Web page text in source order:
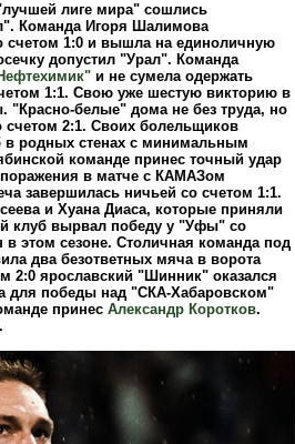
лиге мира" сошлись
Команда Игоря Шалимова
счетом 1:0 и вышла на единоличную
допустил "Урал". Команда
и не сумела одержать
1:1. Свою уже шестую викторию в
"Красно-белые" дома не без труда, но
счетом 2:1. Своих болельщиков
в родных стенах с минимальным
команде принес точный удар
в матче с КАМАЗом
завершилась ничьей со счетом 1:1.
и Хуана Диаса, которые приняли
клуб вырвал победу у "Уфы" со
этом сезоне. Столичная команда под
два безответных мяча в ворота
2:0 ярославский "Шинник" оказался
для победы над "СКА-Хабаровском"
принес Александр Коротков.